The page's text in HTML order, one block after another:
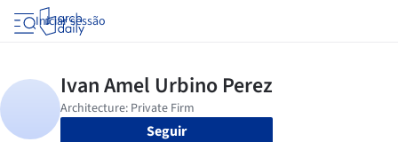
Iniciar sessão
Seguir